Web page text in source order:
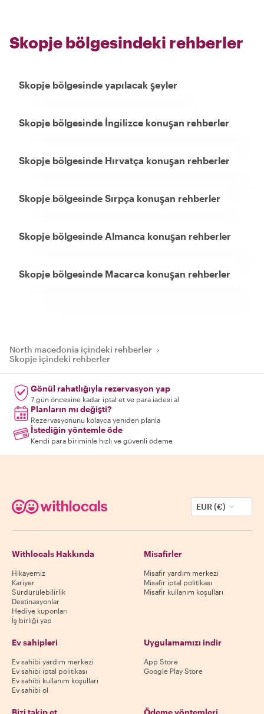
Skopje bölgesindeki rehberler
Skopje bölgesinde yapılacak şeyler
Skopje bölgesinde İngilizce konuşan rehberler
Skopje bölgesinde Hırvatça konuşan rehberler
Skopje bölgesinde Sırpça konuşan rehberler
Skopje bölgesinde Almanca konuşan rehberler
Skopje bölgesinde Macarca konuşan rehberler
North macedonia içindeki rehberler ›
Skopje içindeki rehberler
Gönül rahatlığıyla rezervasyon yap
7 gün öncesine kadar iptal et ve para iadesi al
Planların mı değişti?
Rezervasyonunu kolayca yeniden planla
İstediğin yöntemle öde
Kendi para biriminle hızlı ve güvenli ödeme
EUR (€)
Withlocals Hakkında
Hikayemiz
Kariyer
Sürdürülebilirlik
Destinasyonlar
Hediye kuponları
İş birliği yap
Misafirler
Misafir yardım merkezi
Misafir iptal politikası
Misafir kullanım koşulları
Ev sahipleri
Ev sahibi yardım merkezi
Ev sahibi iptal politikası
Ev sahibi kullanım koşulları
Ev sahibi ol
Uygulamamızı indir
App Store
Google Play Store
Bizi takip et Ödeme yöntemleri